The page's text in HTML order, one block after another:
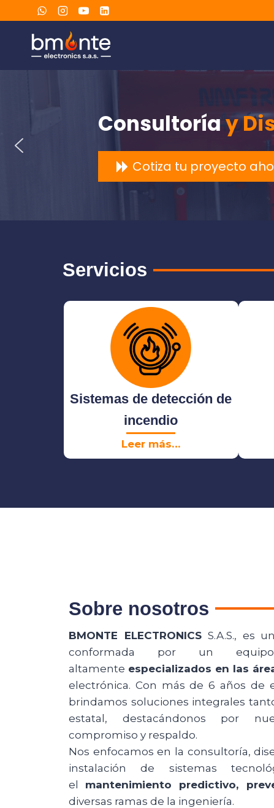
Consultoríay
Cotiza tu proyecto
Servicios
Sistemas de detección de
incendio
Leer más…
Sobre nosotros
BMONTE ELECTRONICSS.A.S., es
conformada por un
altamente especializados en las
electrónica. Con más de 6 años de
brindamos soluciones integrales
estatal, destacándonos por
compromiso y respaldo.
Nos enfocamos en la consultoría,
instalación de sistemas
el mantenimiento predictivo,
diversas ramas de la ingeniería.